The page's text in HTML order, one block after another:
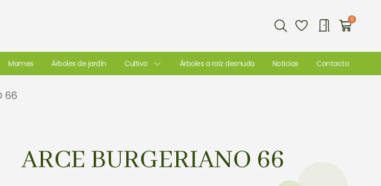
Buscar 0
Mames Árboles de jardín Cultivo Árboles a raíz desnuda Noticias Contacto
66
ARCE BURGERIANO 66